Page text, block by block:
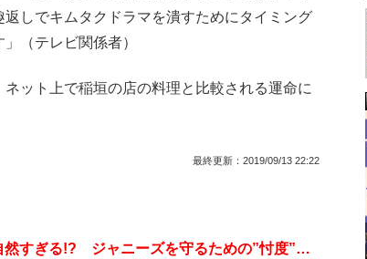
しでキムタクドラマを潰すためにタイミング
（テレビ関係者）
ット上で稲垣の店の料理と比較される運命に
最終更新： 2019/09/13 22:22
元SMAPの相次ぐ地上波出演が不自然すぎる!? ジャニーズを守るための”忖度”が蔓延か